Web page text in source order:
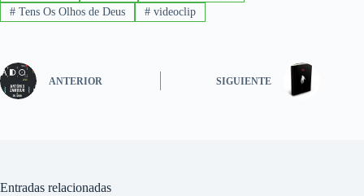
#Tens Os Olhos de Deus #videoclip
ANTERIOR SIGUIENTE
Entradas relacionadas